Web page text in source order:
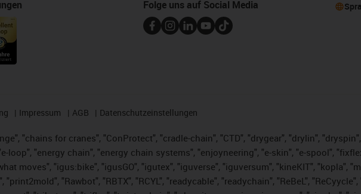
Folge uns auf Social Media
Impressum AGB Datenschutzeinstellungen
"chains for cranes", "ConProtect", "cradle-chain", "CTD", "drygear", "drylin",
loop", "energy chain", "energy chain systems", "enjoyneering", "e-skin", "e-spool",
moves", "igus:bike", "igusGO", "igutex", "iguverse", "iguversum", "kineKIT", "kopla",
"Rawbot", "RBTX", "RCYL", "readycable", "readychain", "ReBeL",